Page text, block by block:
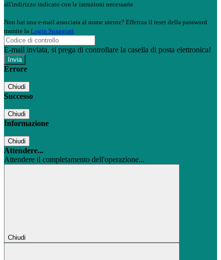
all'indirizzo indicato con le istruzioni necessarie.
Non hai una e-mail associata al nome utente? Effettua il reset della password
tramite la Login Spaggiari
E-mail inviata, si prega di controllare la casella di posta elettronica!
Errore
Chiudi
Successo
Chiudi
Informazione
Chiudi
Attendere...
Attendere il completamento dell'operazione...
Chiudi